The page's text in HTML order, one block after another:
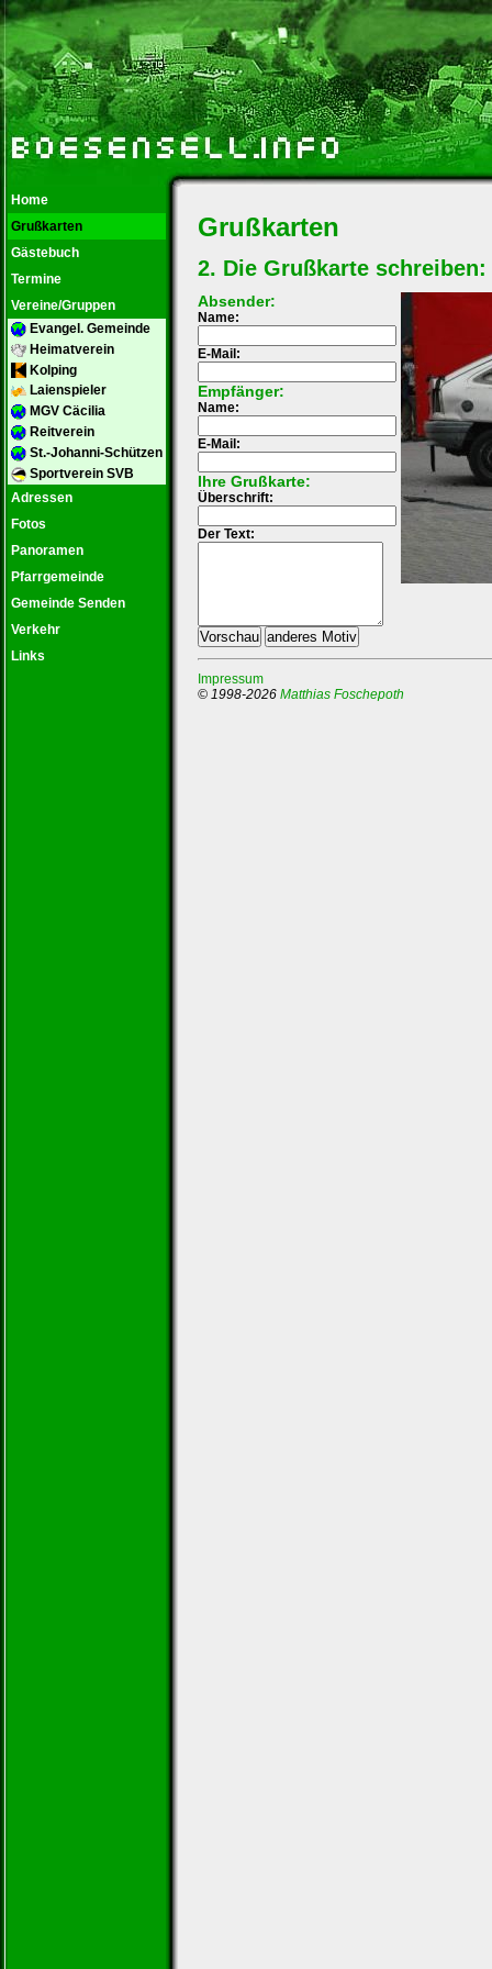
Grußkarten
2. Die Grußkarte schreiben:
Absender:
Name:
E-Mail:
Empfänger:
Name:
E-Mail:
Ihre Grußkarte:
Überschrift:
Der Text:
Impressum
© 1998-2026 Matthias Foschepoth
Home
Grußkarten
Gästebuch
Termine
Vereine/Gruppen
Evangel. Gemeinde
Heimatverein
Kolping
Laienspieler
MGV Cäcilia
Reitverein
St.-Johanni-Schützen
Sportverein SVB
Adressen
Fotos
Panoramen
Pfarrgemeinde
Gemeinde Senden
Verkehr
Links